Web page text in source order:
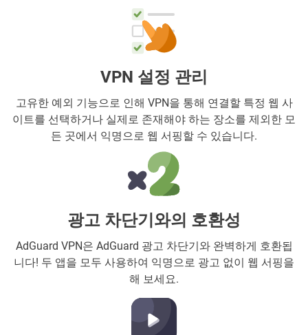
VPN 설정 관리
고유한 예외 기능으로 인해 VPN을 통해 연결할 특정 웹 사
이트를 선택하거나 실제로 존재해야 하는 장소를 제외한 모
든 곳에서 익명으로 웹 서핑할 수 있습니다.
광고 차단기와의 호환성
AdGuard VPN은 AdGuard 광고 차단기와 완벽하게 호환됩
니다! 두 앱을 모두 사용하여 익명으로 광고 없이 웹 서핑을
해 보세요.